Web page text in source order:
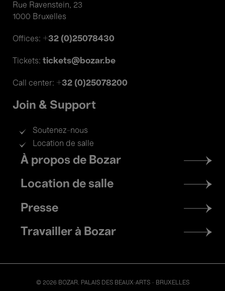
Rue Ravenstein, 23
1000 Bruxelles
Offices: +32 (0)25078430
Tickets: tickets@bozar.be
Call center: +32 (0)25078200
Join & Support
Soutenez-nous
Location de salle
Footer
menu
À propos de Bozar
Location de salle
Presse
Travailler à Bozar
© 2026 BOZAR. PALAIS DES BEAUX-ARTS - BRUXELLES